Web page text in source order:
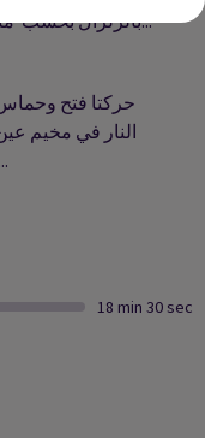
بالزلزال بحسب منظمة الامم المتحدة للطفولة اليونيسيف...
حركتا فتح
النار في مخيم
لبنان بعد
18 min 30 sec